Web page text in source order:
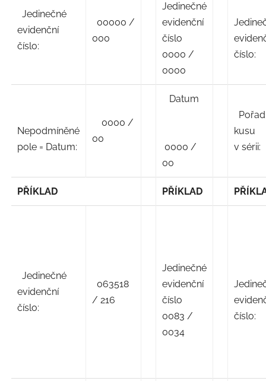
Jedinečné
evidenční
číslo:
00000 /
000
Jedinečné
evidenční
číslo
0000 /
0000
číslo:
Nepodmíněné
pole = Datum:
0000 /
00
Datum
0000 /
00
kusu
v sérii:
PŘÍKLAD PŘÍKLAD
Jedinečné
evidenční
číslo:
063518
/ 216
Jedinečné
evidenční
číslo
0083 /
0034
číslo: